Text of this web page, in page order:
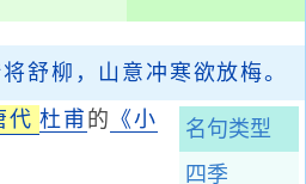
舒柳，山意冲寒欲放梅。
名句类型
四季
代 杜甫 的 《小